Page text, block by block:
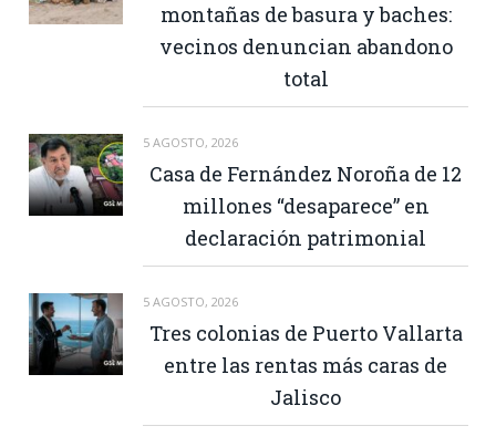
montañas de basura y baches:
vecinos denuncian abandono
total
5 AGOSTO, 2026
Casa de Fernández Noroña de 12
millones “desaparece” en
declaración patrimonial
5 AGOSTO, 2026
Tres colonias de Puerto Vallarta
entre las rentas más caras de
Jalisco